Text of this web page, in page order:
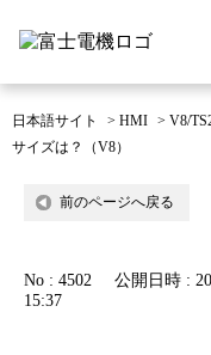
日本語サイト > HMI > V8/
サイズは？（V8）
前のページへ戻る
No : 4502 公開日時 :
15:37